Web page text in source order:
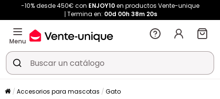
-10% desde 450€ con ENJOY10en productos Vente-unique
Termina en: 00d 00h 38m 19s
Menu
Accesorios para mascotas Gato